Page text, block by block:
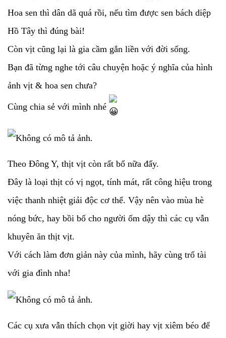
Hoa sen thì dân dã quá rồi, nếu tìm được sen bách diệp
Hồ Tây thì đúng bài!
Còn vịt cũng lại là gia cầm gắn liền với đời sống.
Bạn đã từng nghe tới câu chuyện hoặc ý nghĩa của hình
ảnh vịt & hoa sen chưa?
Cùng chia sẻ với mình nhé
Theo Đông Y, thịt vịt còn rất bổ nữa đấy.
Đây là loại thịt có vị ngọt, tính mát, rất công hiệu trong
việc thanh nhiệt giải độc cơ thể. Vậy nên vào mùa hè
nóng bức, hay bồi bổ cho người ốm dậy thì các cụ vẫn
khuyên ăn thịt vịt.
Với cách làm đơn giản này của mình, hãy cùng trổ tài
với gia đình nha!
Các cụ xưa vẫn thích chọn vịt giời hay vịt xiêm béo để